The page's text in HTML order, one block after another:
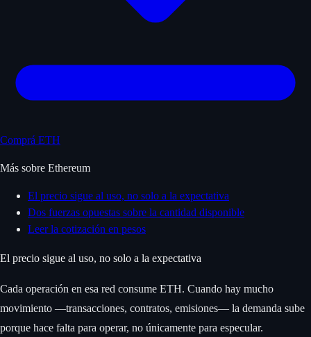
Comprá ETH
Más sobre Ethereum
El precio sigue al uso, no solo a la expectativa
Dos fuerzas opuestas sobre la cantidad disponible
Leer la cotización en pesos
El precio sigue al uso, no solo a la expectativa
Cada operación en esa red consume ETH. Cuando hay mucho
movimiento —transacciones, contratos, emisiones— la demanda sube
porque hace falta para operar, no únicamente para especular.